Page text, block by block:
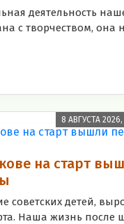
деятельность
с творчеством, она
8 АВГУСТА 2026,
на старт
советских детей,
Наша жизнь после